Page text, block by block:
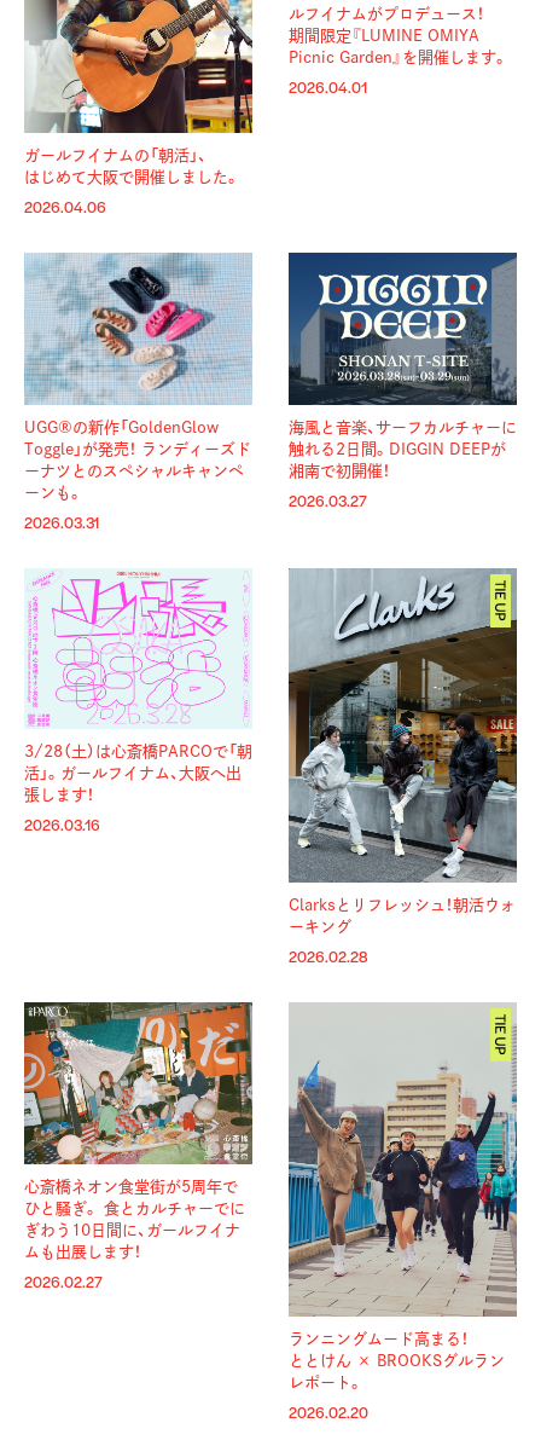
ガールフイナムの「朝活」、
はじめて大阪で開催しました。
2026.04.06
ルフイナムがプロデュース！
期間限定『LUMINE OMIYA
Picnic Garden』を開催します。
2026.04.01
UGG®の新作「GoldenGlow
Toggle」が発売！ ランディーズド
ーナツとのスペシャルキャンペ
ーンも。
2026.03.31
海風と音楽、サーフカルチャーに
触れる2日間。DIGGIN DEEPが
湘南で初開催！
2026.03.27
3/28（土）は心斎橋PARCOで「朝
活」。ガールフイナム、大阪へ出
張します！
2026.03.16
Clarksとリフレッシュ！朝活ウォ
ーキング
2026.02.28
心斎橋ネオン食堂街が5周年で
ひと騒ぎ。 食とカルチャーでに
ぎわう10日間に、ガールフイナ
ムも出展します！
2026.02.27
ランニングムード高まる！
ととけん × BROOKSグルラン
レポート。
2026.02.20